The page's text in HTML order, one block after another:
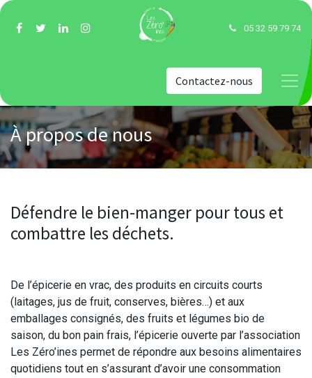
05 32 59 79 74
Contactez-nous
À propos de nous
Défendre le bien-manger pour tous et
combattre les déchets.
De l’épicerie en vrac, des produits en circuits courts
(laitages, jus de fruit, conserves, bières…) et aux
emballages consignés, des fruits et légumes bio de
saison, du bon pain frais, l’épicerie ouverte par l’association
Les Zéro’ines permet de répondre aux besoins alimentaires
quotidiens tout en s’assurant d’avoir une consommation